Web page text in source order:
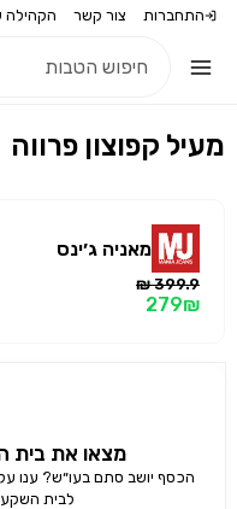
התחברות צור קשר הקהילה
מעיל קפוצון פרווה
מאניה ג׳ינס
399.9 ₪
279₪
מצאו את בית
הכסף יושב סתם בעו״ש? ענו
לבית